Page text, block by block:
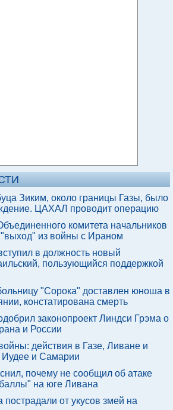
Зиким, около границы Газы, было
ЦАХАЛ проводит операцию
комитета начальников
из войны с Ираном
в должность новый
пользующийся поддержкой
"Сорока" доставлен юноша в
констатирована смерть
законопроект Линдси Грэма о
и России
действия в Газе, Ливане и
и Самарии
почему не сообщил об атаке
на юге Ливана
пострадали от укусов змей на